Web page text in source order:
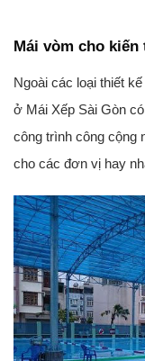
Mái vòm cho
Ngoài các loại thiết
ở Mái Xếp Sài Gòn
công trình công cộng
cho các đơn vị hay